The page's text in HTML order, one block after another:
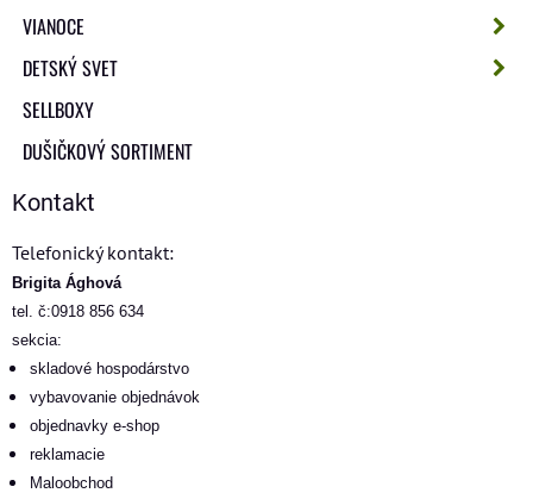
VIANOCE
DETSKÝ SVET
SELLBOXY
DUŠIČKOVÝ SORTIMENT
Kontakt
Telefonický kontakt:
Brigita Ághová
tel. č:0918 856 634
sekcia:
skladové hospodárstvo
vybavovanie objednávok
objednavky e-shop
reklamacie
Maloobchod